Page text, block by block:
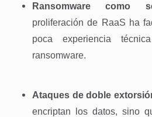
Ransomware como
proliferación de RaaS ha
poca experiencia
ransomware.
Ataques de doble
encriptan los datos, sino